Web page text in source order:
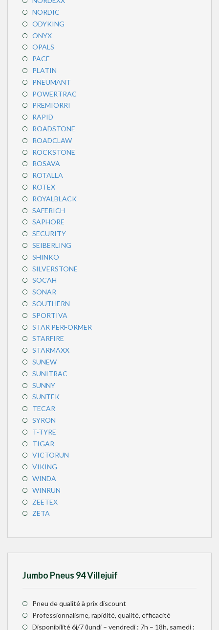
NORDIC
ODYKING
ONYX
OPALS
PACE
PLATIN
PNEUMANT
POWERTRAC
PREMIORRI
RAPID
ROADSTONE
ROADCLAW
ROCKSTONE
ROSAVA
ROTALLA
ROTEX
ROYALBLACK
SAFERICH
SAPHORE
SECURITY
SEIBERLING
SHINKO
SILVERSTONE
SOCAH
SONAR
SOUTHERN
SPORTIVA
STAR PERFORMER
STARFIRE
STARMAXX
SUNEW
SUNITRAC
SUNNY
SUNTEK
TECAR
SYRON
T-TYRE
TIGAR
VICTORUN
VIKING
WINDA
WINRUN
ZEETEX
ZETA
Jumbo Pneus 94 Villejuif
Pneu de qualité à prix discount
Professionnalisme, rapidité, qualité, efficacité
Disponibilité 6j/7 (lundi – vendredi : 7h – 18h, samedi :